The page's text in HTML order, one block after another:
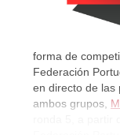
forma de
Federación
en directo de las
ambos grupos,